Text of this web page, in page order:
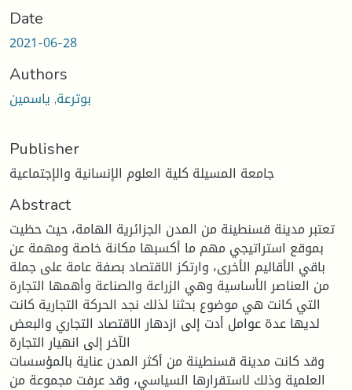
Date
2021-06-28
Authors
بوترعة, ياسمين
Publisher
جامعة المسيلة كلية العلوم الإنسانية والإجتماعية
Abstract
تعتبر مدينة قسنطينة من المدن الجزائرية الهامة، حيث حظيت
بموقع استراتيجي مهم ما أكسبها مكانة خاصة ومهمة عن
باقي الأقاليم الأخرى، وارتكز الاقتصاد بصفة عامة على جملة
من العناصر الأساسية وهي الزراعة والصناعة وأهمها التجارة
التي كانت هي موضوع بحثنا لذلك نجد الحركة التجارية كانت
لديها عدة عوامل أدت إلى ازدهار الاقتصاد التجاري والبعض
الآخر إلى انهيار التجارة
وقد كانت مدينة قسنطينة من أكثر المدن عناية بالمؤسسات
العلمية وذلك لاستقرارها السياسي، وقد عرفت مجموعة من